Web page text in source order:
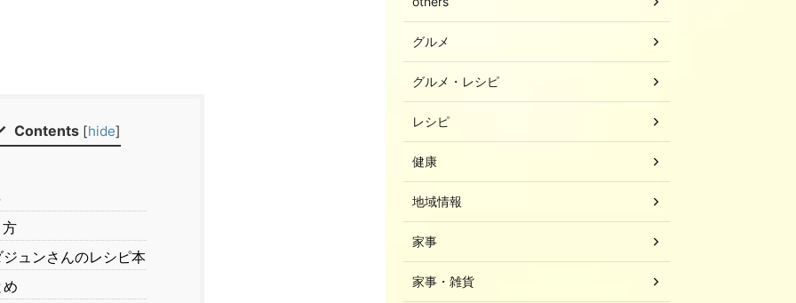
Contents [hide]
ュンさんのレシピ本
グルメ
グルメ・レシピ
レシピ
健康
地域情報
家事
家事・雑貨